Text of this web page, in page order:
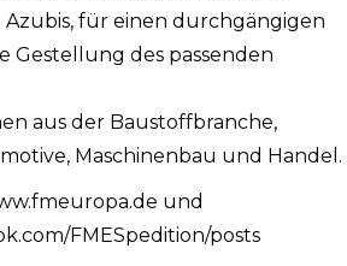
Azubis, für einen durchgängigen
Gestellung des passenden
aus der Baustoffbranche,
Maschinenbau und Handel.
und
FMESpedition/posts